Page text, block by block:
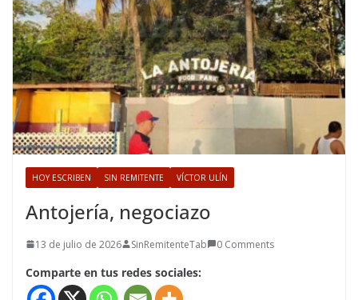
HOY ESCRIBEN SIN REMITENTE VÍCTOR ULÍN
Antojería, negociazo
13 de julio de 2026 SinRemitenteTab 0 Comments
Comparte en tus redes sociales: